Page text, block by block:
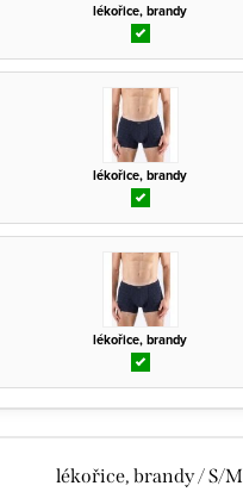
lékořice, brandy
lékořice, brandy
lékořice, brandy
lékořice, brandy / S/M